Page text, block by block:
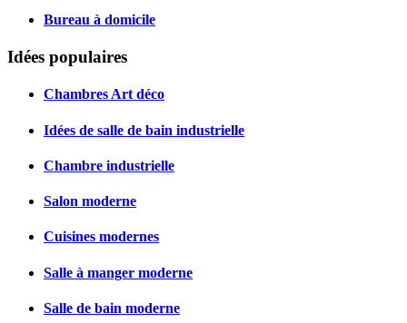
Bureau à domicile
Idées populaires
Chambres Art déco
Idées de salle de bain industrielle
Chambre industrielle
Salon moderne
Cuisines modernes
Salle à manger moderne
Salle de bain moderne